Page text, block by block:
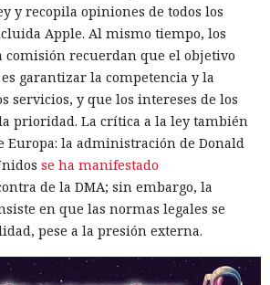
y recopila opiniones de todos los
Apple. Al mismo tiempo, los
comisión recuerdan que el objetivo
garantizar la competencia y la
servicios, y que los intereses de los
prioridad. La crítica a la ley también
Europa: la administración de Donald
se ha manifestado
de la DMA; sin embargo, la
en que las normas legales se
pese a la presión externa.